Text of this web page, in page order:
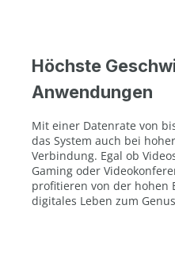
Höchste
Anwendungen
Mit einer Datenrate von
das System auch bei
Verbindung. Egal ob
Gaming oder
profitieren von der hohen
digitales Leben zum